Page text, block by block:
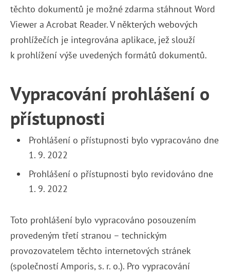
těchto dokumentů je možné zdarma stáhnout Word
Viewer a Acrobat Reader. V některých webových
prohlížečích je integrována aplikace, jež slouží
k prohlížení výše uvedených formátů dokumentů.
Vypracování prohlášení o
přístupnosti
Prohlášení o přístupnosti bylo vypracováno dne
1. 9. 2022
Prohlášení o přístupnosti bylo revidováno dne
1. 9. 2022
Toto prohlášení bylo vypracováno posouzením
provedeným třetí stranou – technickým
provozovatelem těchto internetových stránek
(společností Amporis, s. r. o.). Pro vypracování